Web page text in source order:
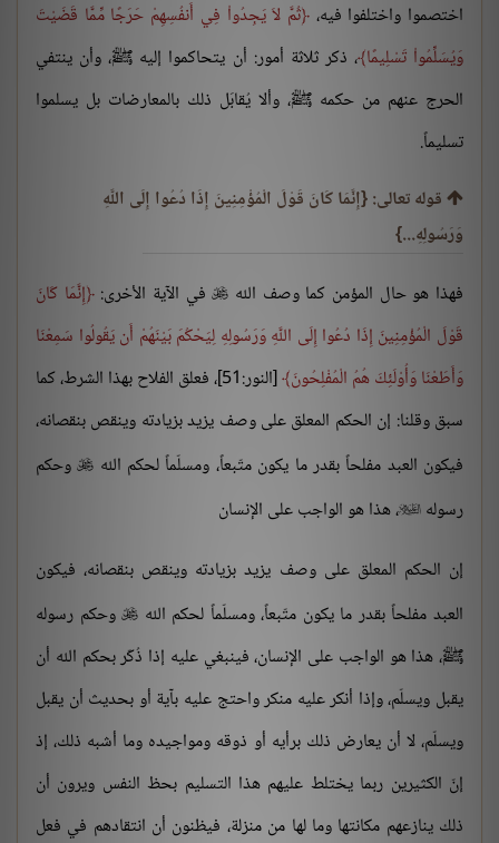
اختصموا واختلفوا فيه، ثُمَّ لاَ يَجِدُواْ فِي أَنفُسِهِمْ حَرَجًا مِّمَّا قَضَيْتَ
وَيُسَلِّمُواْ تَسْلِيمًا ، ذكر ثلاثة أمور: أن يتحاكموا إليه ﷺ، وأن ينتفي
الحرج عنهم من حكمه ﷺ، وألا يُقابَل ذلك بالمعارضات بل يسلموا
تسليماً.
قوله تعالى: {إِنَّمَا كَانَ قَوْلَ الْمُؤْمِنِينَ إِذَا دُعُوا إِلَى اللَّهِ
وَرَسُولِهِ...}
فهذا هو حال المؤمن كما وصف الله في الآية الأخرى: إِنَّمَا كَانَ
قَوْلَ الْمُؤْمِنِينَ إِذَا دُعُوا إِلَى اللَّهِ وَرَسُولِهِ لِيَحْكُمَ بَيْنَهُمْ أَن يَقُولُوا سَمِعْنَا
وَأَطَعْنَا وَأُوْلَئِكَ هُمُ الْمُفْلِحُونَ
[النور:51]، فعلق الفلاح بهذا الشرط، كما
سبق وقلنا: إن الحكم المعلق على وصف يزيد بزيادته وينقص بنقصانه،
فيكون العبد مفلحاً بقدر ما يكون متّبعاً، ومسلّماً لحكم الله وحكم
رسوله ، هذا هو الواجب على الإنسان
إن الحكم المعلق على وصف يزيد بزيادته وينقص بنقصانه، فيكون
العبد مفلحاً بقدر ما يكون متّبعاً، ومسلّماً لحكم الله وحكم رسوله
ﷺ، هذا هو الواجب على الإنسان، فينبغي عليه إذا ذُكّر بحكم الله أن
يقبل ويسلّم، وإذا أنكر عليه منكر واحتج عليه بآية أو بحديث أن يقبل
ويسلّم، لا أن يعارض ذلك برأيه أو ذوقه ومواجيده وما أشبه ذلك، إذ
إنّ الكثيرين ربما يختلط عليهم هذا التسليم بحظ النفس ويرون أن
ذلك ينازعهم مكانتها وما لها من منزلة، فيظنون أن انتقادهم في فعل